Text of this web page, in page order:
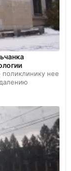
поликлинику нее